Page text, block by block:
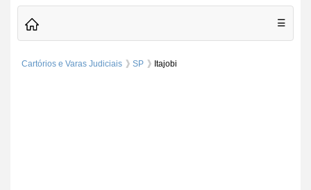
☰
Cartórios e Varas Judiciais SP Itajobi